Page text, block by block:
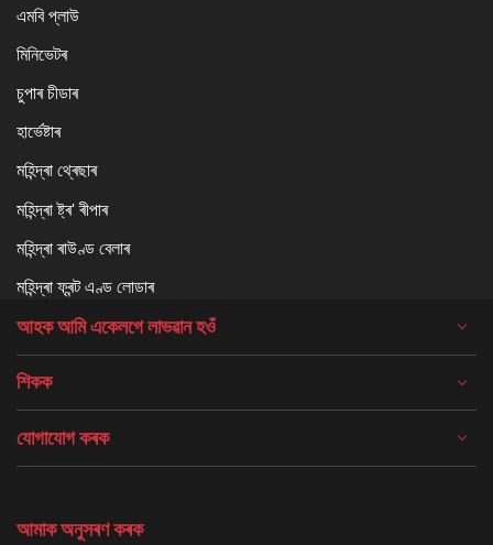
এমবি প্লাউ
মিনিভেটৰ
চুপাৰ চীডাৰ
হাৰ্ভেষ্টাৰ
মহিন্দ্ৰা থ্ৰেছাৰ
মহিন্দ্ৰা ষ্ট্ৰ' ৰীপাৰ
মহিন্দ্ৰা ৰাউণ্ড বেলাৰ
মহিন্দ্ৰা ফ্ৰন্ট এণ্ড লোডাৰ
আহক আমি একেলগে লাভৱান হওঁ
শিকক
যোগাযোগ কৰক
আমাক অনুসৰণ কৰক